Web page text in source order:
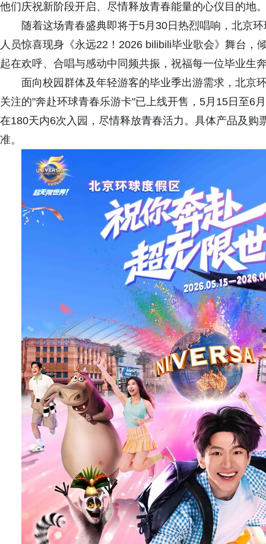
他们庆祝新阶段开启、尽情释放青春能量的心仪目的地
随着这场青春盛典即将于5月30日热烈唱响，北京
人员惊喜现身《永远22！2026 bilibili毕业歌会》舞台，
起在欢呼、合唱与感动中同频共振，祝福每一位毕业生
面向校园群体及年轻游客的毕业季出游需求，北京
关注的"奔赴环球青春乐游卡"已上线开售，5月15日至6
在180天内6次入园，尽情释放青春活力。具体产品及
准。